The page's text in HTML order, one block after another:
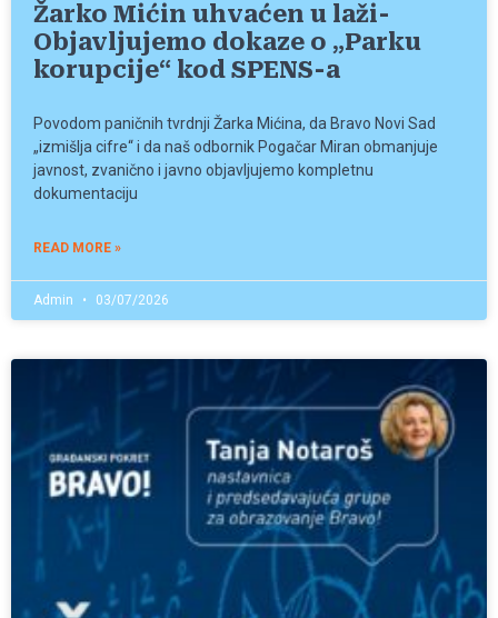
Žarko Mićin uhvaćen u laži-
Objavljujemo dokaze o „Parku
korupcije“ kod SPENS-a
Povodom paničnih tvrdnji Žarka Mićina, da Bravo Novi Sad
„izmišlja cifre“ i da naš odbornik Pogačar Miran obmanjuje
javnost, zvanično i javno objavljujemo kompletnu
dokumentaciju
READ MORE »
Admin 03/07/2026